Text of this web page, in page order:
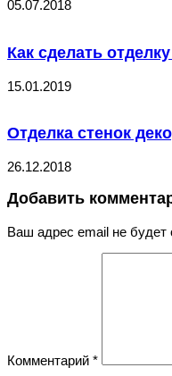
05.07.2018
Как сделать
15.01.2019
Отделка стенок
26.12.2018
Добавить
Ваш адрес email не будет
Комментарий *